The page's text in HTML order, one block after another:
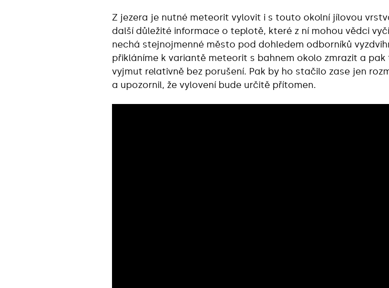
Z jezera je nutné meteorit vylovit i s touto okolní jílovou
další důležité informace o teplotě, které z ní mohou vědci
nechá stejnojmenné město pod dohledem odborníků
přikláníme k variantě meteorit s bahnem okolo zmrazit a
vyjmut relativně bez porušení. Pak by ho stačilo zase jen
a upozornil, že vylovení bude určitě přítomen.